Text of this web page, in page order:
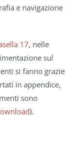
e navigazione
17, nelle
sul
si fanno grazie
in appendice,
sono
).